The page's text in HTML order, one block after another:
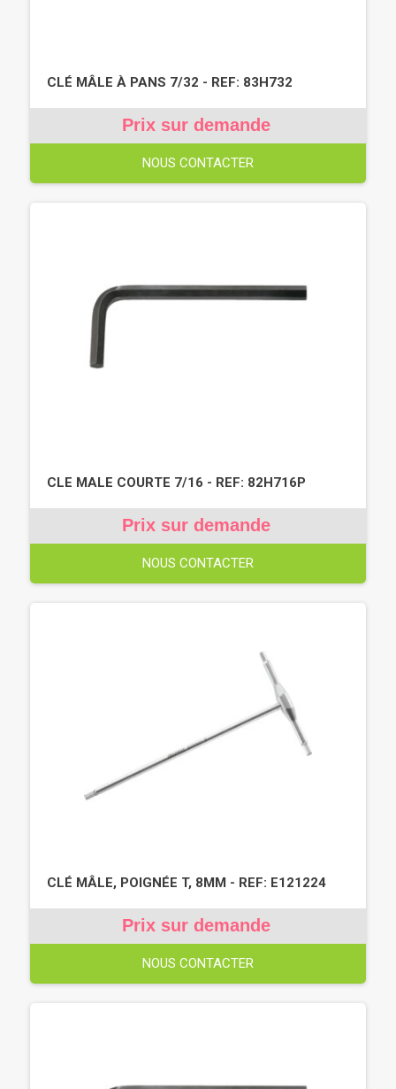
CLÉ MÂLE À PANS 7/32 - REF: 83H732
Prix sur demande
NOUS CONTACTER
CLE MALE COURTE 7/16 - REF: 82H716P
Prix sur demande
NOUS CONTACTER
CLÉ MÂLE, POIGNÉE T, 8MM - REF: E121224
Prix sur demande
NOUS CONTACTER